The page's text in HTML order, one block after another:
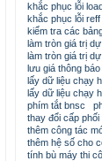
khắc phục lỗi
khắc phục lỗi
kiểm tra các
làm tròn giá trị
làm tròn giá trị
lưu giá thông
lấy dữ liệu chạy
lấy dữ liệu chạy
phím tắt bnsc
thay đổi cấp
thêm công tác
thêm hệ số cho
tính bù máy thi